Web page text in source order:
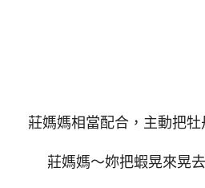
莊媽媽相當配合，主動把
莊媽媽～妳把蝦晃來晃